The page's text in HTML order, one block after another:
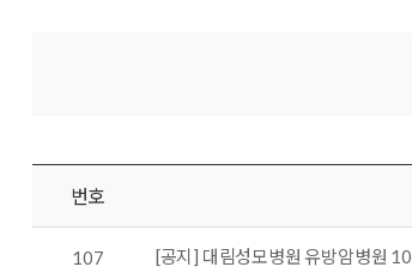
번호
107 [공지] 대림성모병원 유방암병원